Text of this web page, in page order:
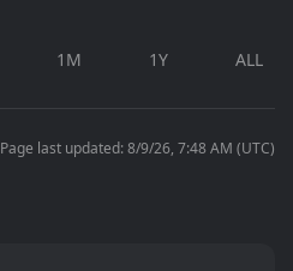
1M 1Y ALL
Page last updated: 8/9/26, 7:48 AM (UTC)